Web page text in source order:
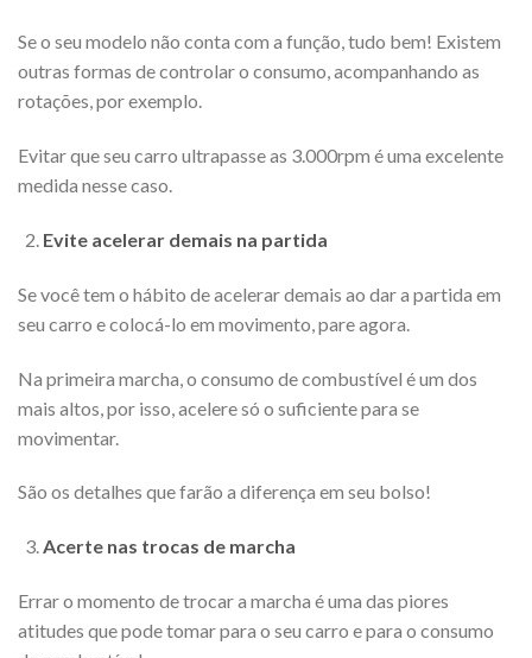
Se o seu modelo não conta com a função, tudo bem! Existem
outras formas de controlar o consumo, acompanhando as
rotações, por exemplo.
Evitar que seu carro ultrapasse as 3.000rpm é uma excelente
medida nesse caso.
Evite acelerar demais na partida
Se você tem o hábito de acelerar demais ao dar a partida em
seu carro e colocá-lo em movimento, pare agora.
Na primeira marcha, o consumo de combustível é um dos
mais altos, por isso, acelere só o suficiente para se
movimentar.
São os detalhes que farão a diferença em seu bolso!
Acerte nas trocas de marcha
Errar o momento de trocar a marcha é uma das piores
atitudes que pode tomar para o seu carro e para o consumo